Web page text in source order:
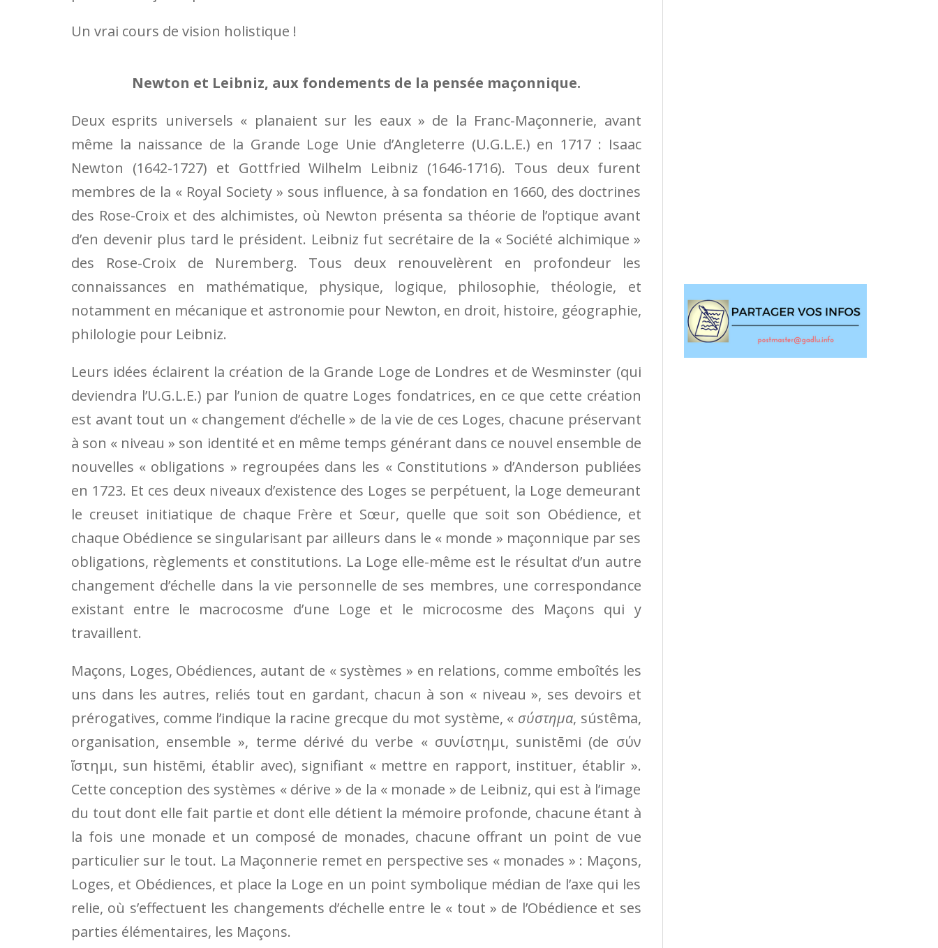
Un vrai cours de vision holistique !
Newton et Leibniz, aux fondements de la pensée maçonnique.
Deux esprits universels « planaient sur les eaux » de la Franc-Maçonnerie, avant
même la naissance de la Grande Loge Unie d’Angleterre (U.G.L.E.) en 1717 : Isaac
Newton (1642-1727) et Gottfried Wilhelm Leibniz (1646-1716). Tous deux furent
membres de la « Royal Society » sous influence, à sa fondation en 1660, des doctrines
des Rose-Croix et des alchimistes, où Newton présenta sa théorie de l’optique avant
d’en devenir plus tard le président. Leibniz fut secrétaire de la « Société alchimique »
des Rose-Croix de Nuremberg. Tous deux renouvelèrent en profondeur les
connaissances en mathématique, physique, logique, philosophie, théologie, et
notamment en mécanique et astronomie pour Newton, en droit, histoire, géographie,
philologie pour Leibniz.
Leurs idées éclairent la création de la Grande Loge de Londres et de Wesminster (qui
deviendra l’U.G.L.E.) par l’union de quatre Loges fondatrices, en ce que cette création
est avant tout un « changement d’échelle » de la vie de ces Loges, chacune préservant
à son « niveau » son identité et en même temps générant dans ce nouvel ensemble de
nouvelles « obligations » regroupées dans les « Constitutions » d’Anderson publiées
en 1723. Et ces deux niveaux d’existence des Loges se perpétuent, la Loge demeurant
le creuset initiatique de chaque Frère et Sœur, quelle que soit son Obédience, et
chaque Obédience se singularisant par ailleurs dans le « monde » maçonnique par ses
obligations, règlements et constitutions. La Loge elle-même est le résultat d’un autre
changement d’échelle dans la vie personnelle de ses membres, une correspondance
existant entre le macrocosme d’une Loge et le microcosme des Maçons qui y
travaillent.
Maçons, Loges, Obédiences, autant de « systèmes » en relations, comme emboîtés les
uns dans les autres, reliés tout en gardant, chacun à son « niveau », ses devoirs et
prérogatives, comme l’indique la racine grecque du mot système, « σύστημα, sústêma,
organisation, ensemble », terme dérivé du verbe « συνίστημι, sunistēmi (de σύν
ἵστημι, sun histēmi, établir avec), signifiant « mettre en rapport, instituer, établir ».
Cette conception des systèmes « dérive » de la « monade » de Leibniz, qui est à l’image
du tout dont elle fait partie et dont elle détient la mémoire profonde, chacune étant à
la fois une monade et un composé de monades, chacune offrant un point de vue
particulier sur le tout. La Maçonnerie remet en perspective ses « monades » : Maçons,
Loges, et Obédiences, et place la Loge en un point symbolique médian de l’axe qui les
relie, où s’effectuent les changements d’échelle entre le « tout » de l’Obédience et ses
parties élémentaires, les Maçons.